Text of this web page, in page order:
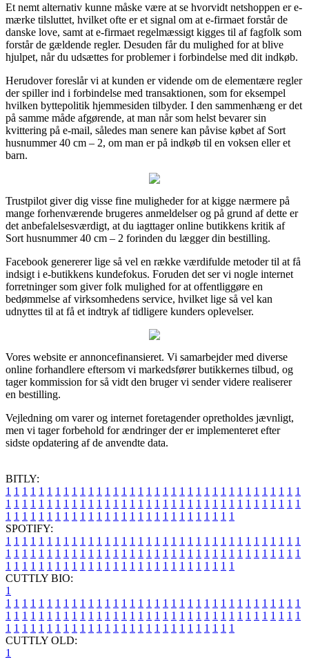
Et nemt alternativ kunne måske være at se hvorvidt netshoppen er e-
mærke tilsluttet, hvilket ofte er et signal om at e-firmaet forstår de
danske love, samt at e-firmaet regelmæssigt kigges til af fagfolk som
forstår de gældende regler. Desuden får du mulighed for at blive
hjulpet, når du udsættes for problemer i forbindelse med dit indkøb.
Herudover foreslår vi at kunden er vidende om de elementære regler
der spiller ind i forbindelse med transaktionen, som for eksempel
hvilken byttepolitik hjemmesiden tilbyder. I den sammenhæng er det
på samme måde afgørende, at man når som helst bevarer sin
kvittering på e-mail, således man senere kan påvise købet af Sort
husnummer 40 cm – 2, om man er på indkøb til en voksen eller et
barn.
Trustpilot giver dig visse fine muligheder for at kigge nærmere på
mange forhenværende brugeres anmeldelser og på grund af dette er
det anbefalelsesværdigt, at du iagttager online butikkens kritik af
Sort husnummer 40 cm – 2 forinden du lægger din bestilling.
Facebook genererer lige så vel en række værdifulde metoder til at få
indsigt i e-butikkens kundefokus. Foruden det ser vi nogle internet
forretninger som giver folk mulighed for at offentliggøre en
bedømmelse af virksomhedens service, hvilket lige så vel kan
udnyttes til at få et indtryk af tidligere kunders oplevelser.
Vores website er annoncefinansieret. Vi samarbejder med diverse
online forhandlere eftersom vi markedsfører butikkernes tilbud, og
tager kommission for så vidt den bruger vi sender videre realiserer
en bestilling.
Vejledning om varer og internet foretagender opretholdes jævnligt,
men vi tager forbehold for ændringer der er implementeret efter
sidste opdatering af de anvendte data.
BITLY:
1 1 1 1 1 1 1 1 1 1 1 1 1 1 1 1 1 1 1 1 1 1 1 1 1 1 1 1 1 1 1 1 1 1 1 1
1 1 1 1 1 1 1 1 1 1 1 1 1 1 1 1 1 1 1 1 1 1 1 1 1 1 1 1 1 1 1 1 1 1 1 1
1 1 1 1 1 1 1 1 1 1 1 1 1 1 1 1 1 1 1 1 1 1 1 1 1 1 1 1
SPOTIFY:
1 1 1 1 1 1 1 1 1 1 1 1 1 1 1 1 1 1 1 1 1 1 1 1 1 1 1 1 1 1 1 1 1 1 1 1
1 1 1 1 1 1 1 1 1 1 1 1 1 1 1 1 1 1 1 1 1 1 1 1 1 1 1 1 1 1 1 1 1 1 1 1
1 1 1 1 1 1 1 1 1 1 1 1 1 1 1 1 1 1 1 1 1 1 1 1 1 1 1 1
CUTTLY BIO:
1
1 1 1 1 1 1 1 1 1 1 1 1 1 1 1 1 1 1 1 1 1 1 1 1 1 1 1 1 1 1 1 1 1 1 1 1
1 1 1 1 1 1 1 1 1 1 1 1 1 1 1 1 1 1 1 1 1 1 1 1 1 1 1 1 1 1 1 1 1 1 1 1
1 1 1 1 1 1 1 1 1 1 1 1 1 1 1 1 1 1 1 1 1 1 1 1 1 1 1 1
CUTTLY OLD:
1